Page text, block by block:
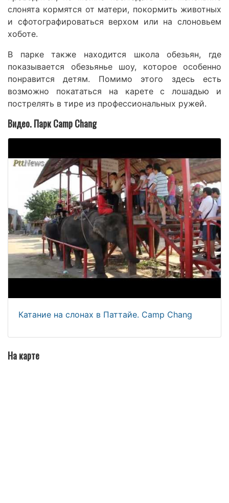
слонята кормятся от матери, покормить животных
и сфотографироваться верхом или на слоновьем
хоботе.
В парке также находится школа обезьян, где
показывается обезьянье шоу, которое особенно
понравится детям. Помимо этого здесь есть
возможно покататься на карете с лошадью и
пострелять в тире из профессиональных ружей.
Видео. Парк Camp Chang
Катание на слонах в Паттайе. Camp Chang
На карте